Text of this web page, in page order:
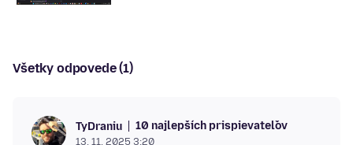
Všetky odpovede (1)
TyDraniu 10 najlepších prispievateľov
13. 11. 2025 3:20